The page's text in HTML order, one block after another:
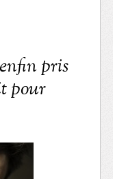
pris
pour